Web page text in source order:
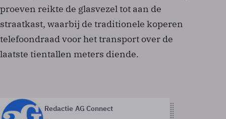
proeven reikte de glasvezel tot aan de
straatkast, waarbij de traditionele koperen
telefoondraad voor het transport over de
laatste tientallen meters diende.
Redactie AG Connect